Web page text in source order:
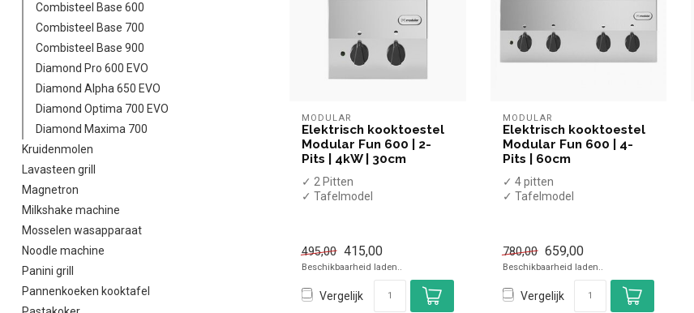
Combisteel Base 600
Combisteel Base 700
Combisteel Base 900
Diamond Pro 600 EVO
Diamond Alpha 650 EVO
Diamond Optima 700 EVO
Diamond Maxima 700
Kruidenmolen
Lavasteen grill
Magnetron
Milkshake machine
Mosselen wasapparaat
Noodle machine
Panini grill
Pannenkoeken kooktafel
MODULAR
Elektrisch kooktoestel
Modular Fun 600 | 2-
Pits | 4kW | 30cm
✓ 2 Pitten
✓ Tafelmodel
495,00 415,00
Beschikbaarheid laden..
Vergelijk
MODULAR
Elektrisch kooktoestel
Modular Fun 600 | 4-
Pits | 60cm
✓ 4 pitten
✓ Tafelmodel
780,00 659,00
Beschikbaarheid laden..
Vergelijk